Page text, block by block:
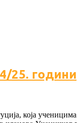
25. години
која